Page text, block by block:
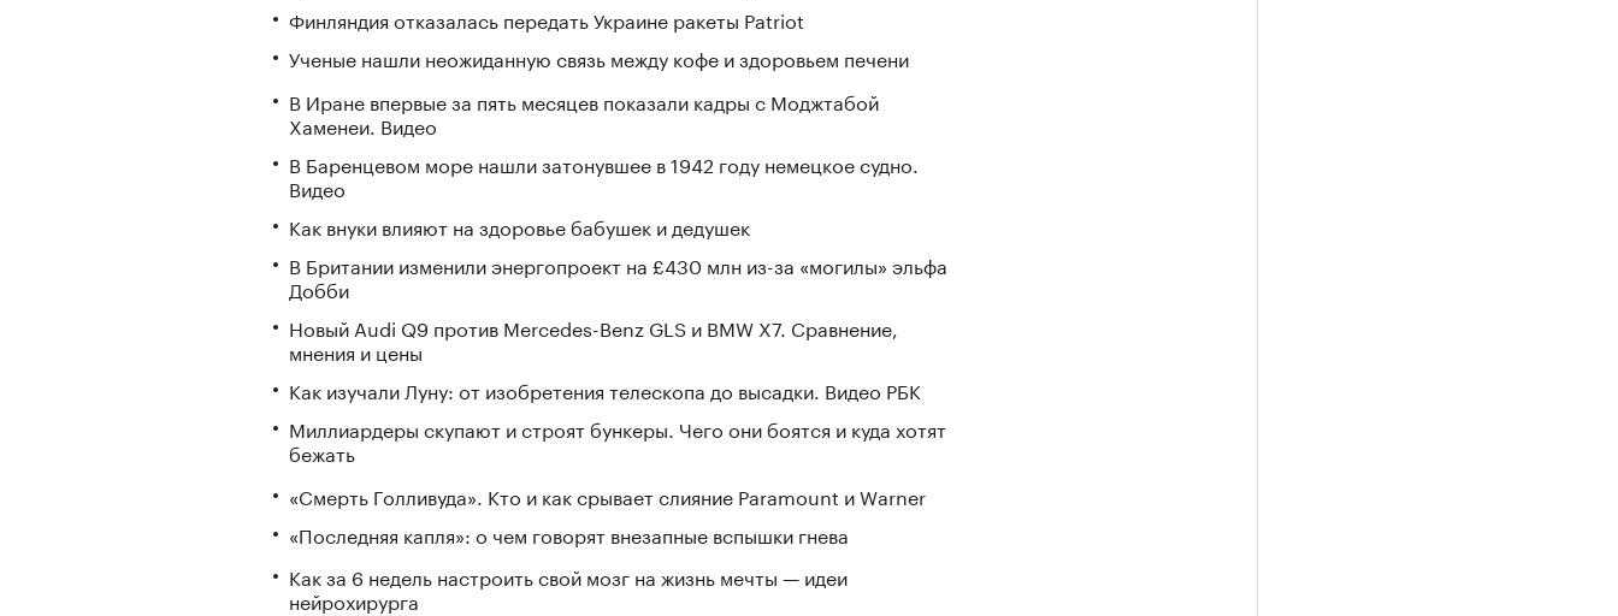
Финляндия отказалась передать Украине ракеты Patriot
Ученые нашли неожиданную связь между кофе и здоровьем печени
В Иране впервые за пять месяцев показали кадры с Моджтабой
Хаменеи. Видео
В Баренцевом море нашли затонувшее в 1942 году немецкое судно.
Видео
Как внуки влияют на здоровье бабушек и дедушек
В Британии изменили энергопроект на £430 млн из-за «могилы» эльфа
Добби
Новый Audi Q9 против Mercedes-Benz GLS и BMW X7. Сравнение,
мнения и цены
Как изучали Луну: от изобретения телескопа до высадки. Видео РБК
Миллиардеры скупают и строят бункеры. Чего они боятся и куда хотят
бежать
«Смерть Голливуда». Кто и как срывает слияние Paramount и Warner
«Последняя капля»: о чем говорят внезапные вспышки гнева
Как за 6 недель настроить свой мозг на жизнь мечты — идеи
нейрохирурга